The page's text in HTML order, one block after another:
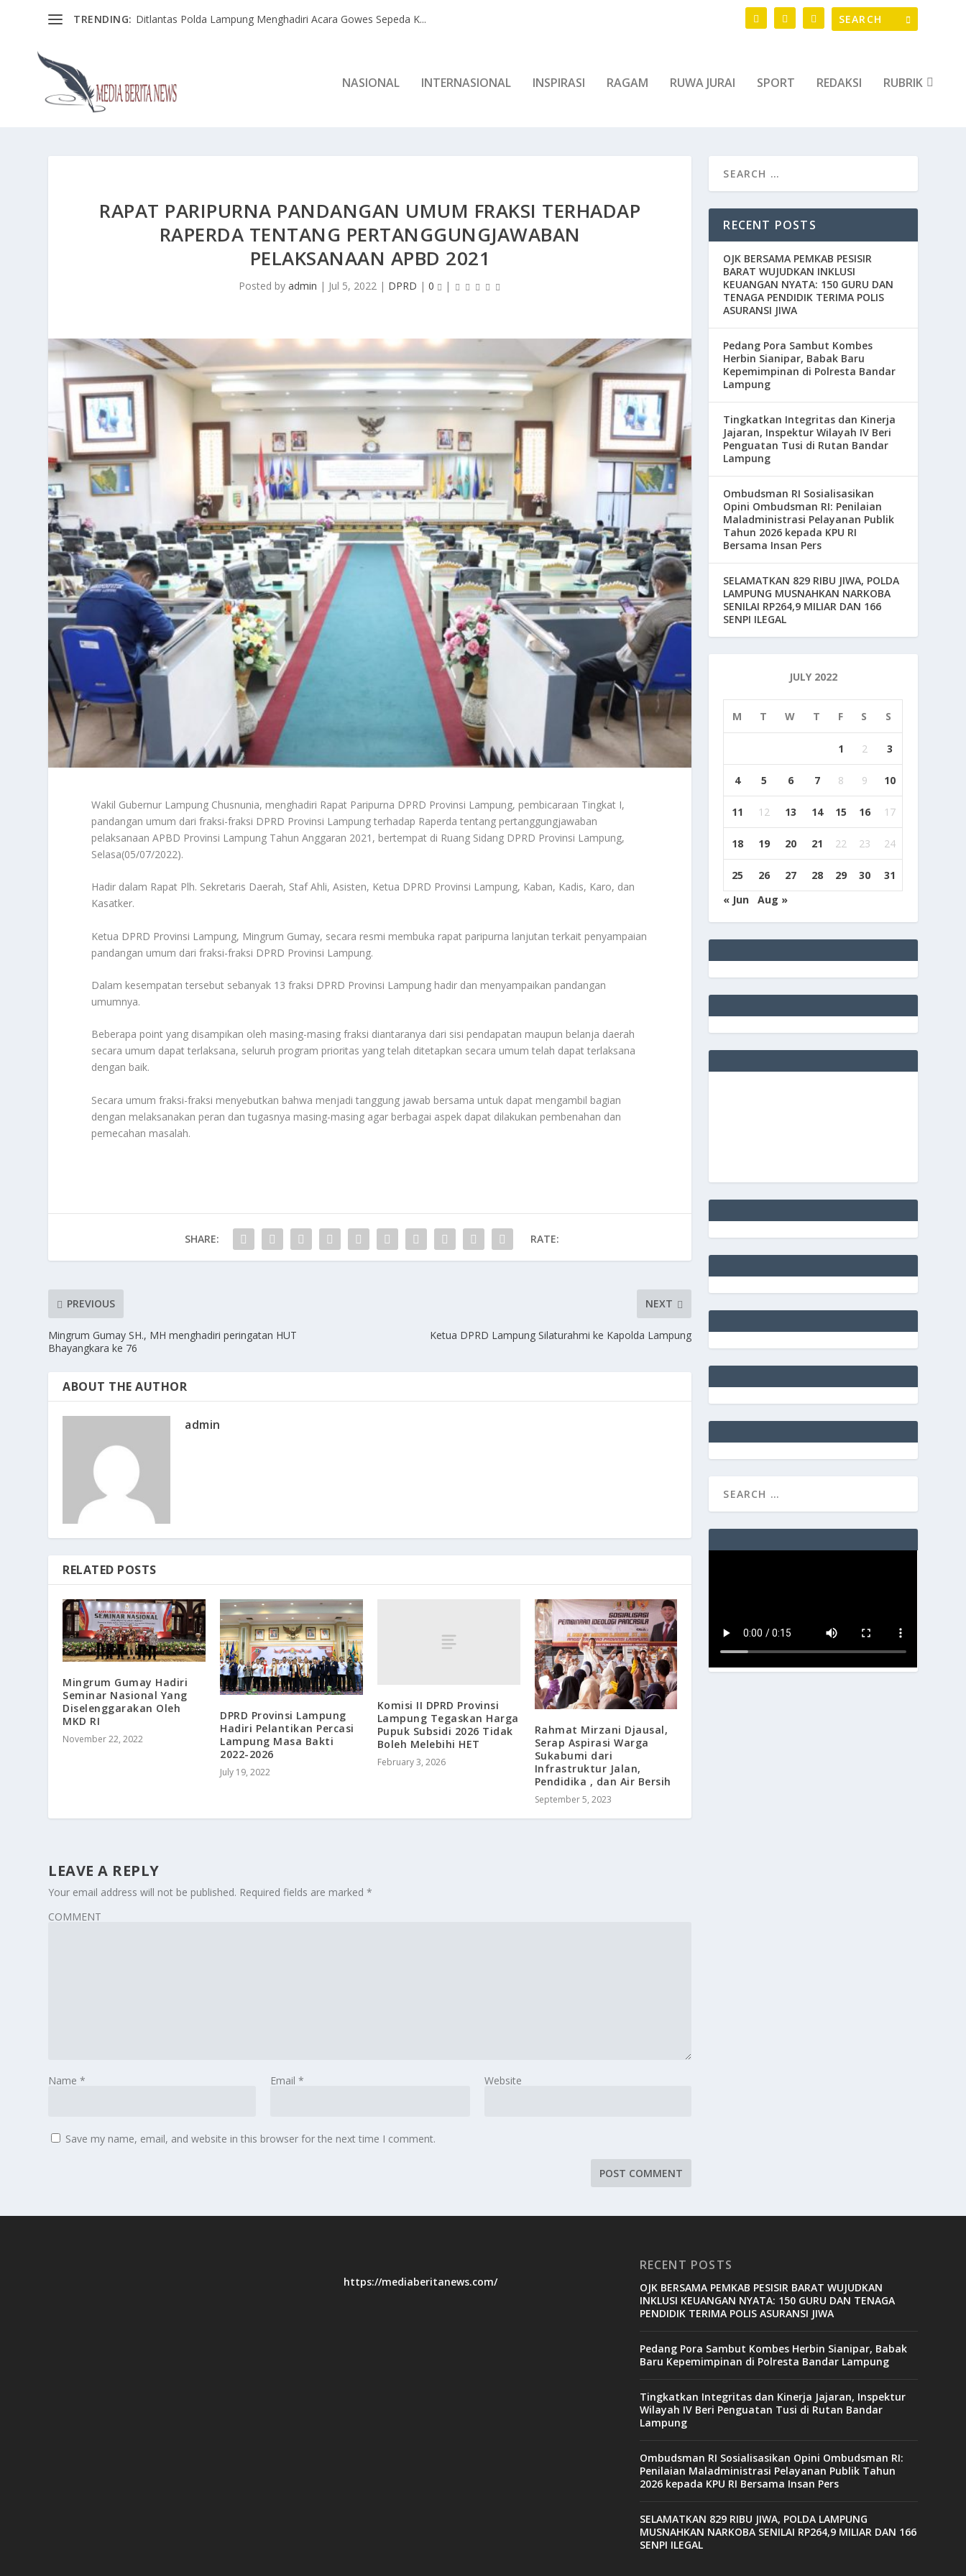
TRENDING: Ditlantas Polda Lampung Menghadiri Acara Gowes Sepeda K...
NASIONAL INTERNASIONAL INSPIRASI RAGAM RUWA JURAI SPORT REDAKSI RUBRIK
RAPAT PARIPURNA PANDANGAN UMUM FRAKSI TERHADAP
RAPERDA TENTANG PERTANGGUNGJAWABAN
PELAKSANAAN APBD 2021
Posted byadmin | Jul 5, 2022 | DPRD |0 |
Wakil Gubernur Lampung Chusnunia, menghadiri Rapat Paripurna DPRD Provinsi Lampung, pembicaraan Tingkat I,
pandangan umum dari fraksi-fraksi DPRD Provinsi Lampung terhadap Raperda tentang pertanggungjawaban
pelaksanaan APBD Provinsi Lampung Tahun Anggaran 2021, bertempat di Ruang Sidang DPRD Provinsi Lampung,
Selasa(05/07/2022).
Hadir dalam Rapat Plh. Sekretaris Daerah, Staf Ahli, Asisten, Ketua DPRD Provinsi Lampung, Kaban, Kadis, Karo, dan
Kasatker.
Ketua DPRD Provinsi Lampung, Mingrum Gumay, secara resmi membuka rapat paripurna lanjutan terkait penyampaian
pandangan umum dari fraksi-fraksi DPRD Provinsi Lampung.
Dalam kesempatan tersebut sebanyak 13 fraksi DPRD Provinsi Lampung hadir dan menyampaikan pandangan
umumnya.
Beberapa point yang disampikan oleh masing-masing fraksi diantaranya dari sisi pendapatan maupun belanja daerah
secara umum dapat terlaksana, seluruh program prioritas yang telah ditetapkan secara umum telah dapat terlaksana
dengan baik.
Secara umum fraksi-fraksi menyebutkan bahwa menjadi tanggung jawab bersama untuk dapat mengambil bagian
dengan melaksanakan peran dan tugasnya masing-masing agar berbagai aspek dapat dilakukan pembenahan dan
pemecahan masalah.
SHARE: RATE:
PREVIOUS
Mingrum Gumay SH., MH menghadiri peringatan HUT
Bhayangkara ke 76
NEXT
Ketua DPRD Lampung Silaturahmi ke Kapolda Lampung
ABOUT THE AUTHOR
admin
RELATED POSTS
Mingrum Gumay Hadiri
Seminar Nasional Yang
Diselenggarakan Oleh
MKD RI
November 22, 2022
DPRD Provinsi Lampung
Hadiri Pelantikan Percasi
Lampung Masa Bakti
2022-2026
July 19, 2022
Komisi II DPRD Provinsi
Lampung Tegaskan Harga
Pupuk Subsidi 2026 Tidak
Boleh Melebihi HET
February 3, 2026
Rahmat Mirzani Djausal,
Serap Aspirasi Warga
Sukabumi dari
Infrastruktur Jalan,
Pendidika , dan Air Bersih
September 5, 2023
LEAVE A REPLY
Your email address will not be published. Required fields are marked*
COMMENT
Name* Email * Website
Save my name, email, and website in this browser for the next time I comment.
RECENT POSTS
OJK BERSAMA PEMKAB PESISIR
BARAT WUJUDKAN INKLUSI
KEUANGAN NYATA: 150 GURU DAN
TENAGA PENDIDIK TERIMA POLIS
ASURANSI JIWA
Pedang Pora Sambut Kombes
Herbin Sianipar, Babak Baru
Kepemimpinan di Polresta Bandar
Lampung
Tingkatkan Integritas dan Kinerja
Jajaran, Inspektur Wilayah IV Beri
Penguatan Tusi di Rutan Bandar
Lampung
Ombudsman RI Sosialisasikan
Opini Ombudsman RI: Penilaian
Maladministrasi Pelayanan Publik
Tahun 2026 kepada KPU RI
Bersama Insan Pers
SELAMATKAN 829 RIBU JIWA, POLDA
LAMPUNG MUSNAHKAN NARKOBA
SENILAI RP264,9 MILIAR DAN 166
SENPI ILEGAL
JULY 2022
M T W T F S S
1 2 3
4 5 6 7 8 9 10
11 12 13 14 15 16 17
18 19 20 21 22 23 24
25 26 27 28 29 30
31
« Jun
Aug »
https://mediaberitanews.com/
RECENT POSTS
OJK BERSAMA PEMKAB PESISIR BARAT WUJUDKAN
INKLUSI KEUANGAN NYATA: 150 GURU DAN TENAGA
PENDIDIK TERIMA POLIS ASURANSI JIWA
Pedang Pora Sambut Kombes Herbin Sianipar, Babak
Baru Kepemimpinan di Polresta Bandar Lampung
Tingkatkan Integritas dan Kinerja Jajaran, Inspektur
Wilayah IV Beri Penguatan Tusi di Rutan Bandar
Lampung
Ombudsman RI Sosialisasikan Opini Ombudsman RI:
Penilaian Maladministrasi Pelayanan Publik Tahun
2026 kepada KPU RI Bersama Insan Pers
SELAMATKAN 829 RIBU JIWA, POLDA LAMPUNG
MUSNAHKAN NARKOBA SENILAI RP264,9 MILIAR DAN 166
SENPI ILEGAL